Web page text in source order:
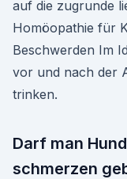
auf die zugrunde
Homöopathie für
Beschwerden Im
vor und nach der
trinken.
Darf man
schmerzen